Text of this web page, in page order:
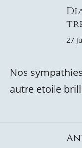
27
Nos
autre etoile